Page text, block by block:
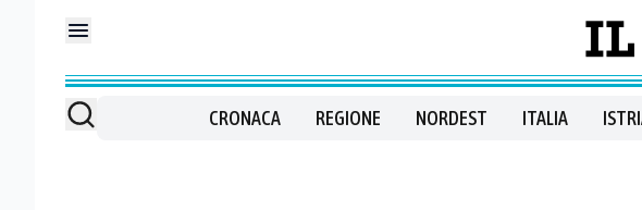
CRONACA REGIONE NORDEST ITALIA